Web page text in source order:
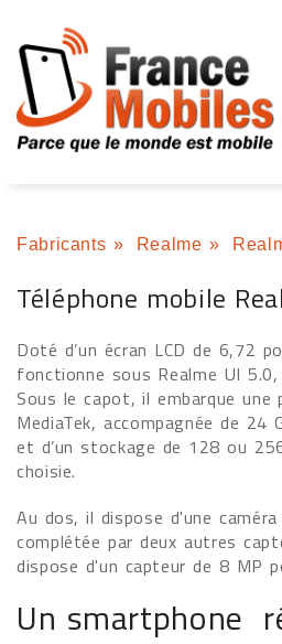
Fabricants » Realme »
Téléphone mobile
Doté d’un écran LCD de 6,72
fonctionne sous Realme UI
Sous le capot, il embarque une
MediaTek, accompagnée de 24
et d’un stockage de 128 ou
choisie.
Au dos, il dispose d'une
complétée par deux autres
dispose d'un capteur de 8 MP
Un smartphone